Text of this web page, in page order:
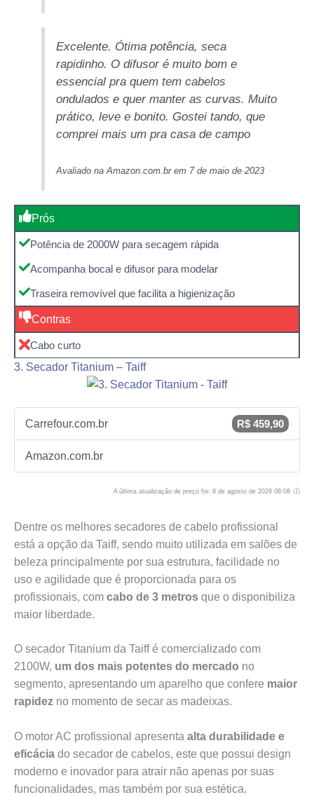
Excelente. Ótima potência, seca
rapidinho. O difusor é muito bom e
essencial pra quem tem cabelos
ondulados e quer manter as curvas. Muito
prático, leve e bonito. Gostei tando, que
comprei mais um pra casa de campo
Avaliado na Amazon.com.br em 7 de maio de 2023
Prós
Potência de 2000W para secagem rápida
Acompanha bocal e difusor para modelar
Traseira removível que facilita a higienização
Contras
Cabo curto
3. Secador Titanium – Taiff
Carrefour.com.br R$ 459,90
Amazon.com.br
A última atualização de preço foi: 8 de agosto de 2026 08:08
Dentre os melhores secadores de cabelo profissional
está a opção da Taiff, sendo muito utilizada em salões de
beleza principalmente por sua estrutura, facilidade no
uso e agilidade que é proporcionada para os
profissionais, com cabo de 3 metros que o disponibiliza
maior liberdade.
O secador Titanium da Taiff é comercializado com
2100W, um dos mais potentes do mercado no
segmento, apresentando um aparelho que confere maior
rapidez no momento de secar as madeixas.
O motor AC profissional apresenta alta durabilidade e
eficácia do secador de cabelos, este que possui design
moderno e inovador para atrair não apenas por suas
funcionalidades, mas também por sua estética.